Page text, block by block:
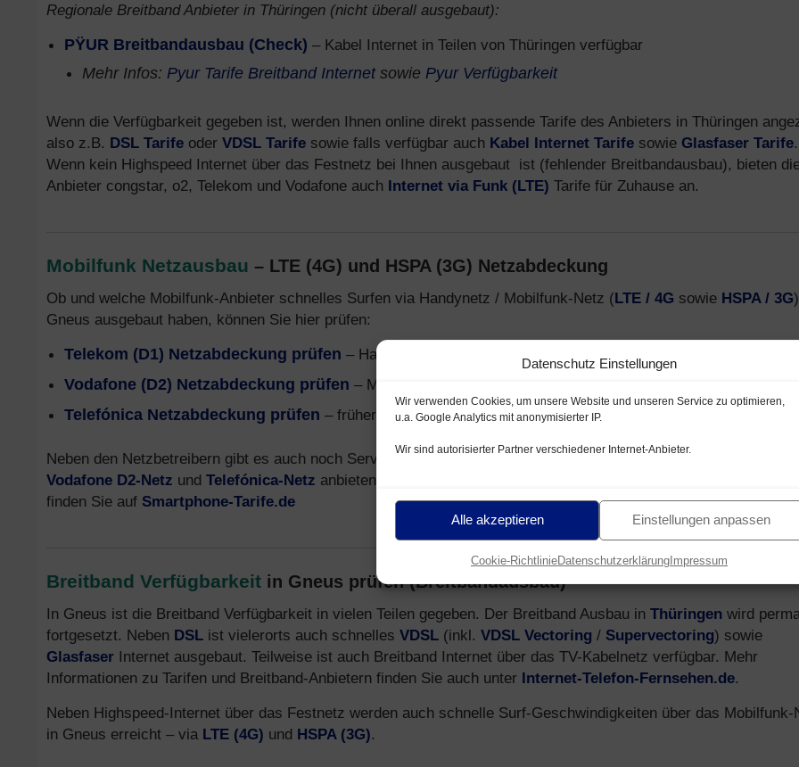
Datenschutz Einstellungen
Wir verwenden Cookies, um unsere Website und unseren Service zu optimieren,
u.a. Google Analytics mit anonymisierter IP.
Wir sind autorisierter Partner verschiedener Internet-Anbieter.
Alle akzeptieren Einstellungen anpassen
Cookie-RichtlinieDatenschutzerklärungImpressum
Regionale Breitband Anbieter in Thüringen (nicht überall ausgebaut):
PŸUR Breitbandausbau (Check) – Kabel Internet in Teilen von Thüringen verfügbar
Mehr Infos: Pyur Tarife Breitband Internetsowie Pyur Verfügbarkeit
Wenn die Verfügbarkeit gegeben ist, werden Ihnen online direkt passende Tarife des Anbieters in Thüringen
also z.B. DSL Tarife oder VDSL Tarife sowie falls verfügbar auch Kabel Internet Tarife sowie Glasfaser Tarife.
Wenn kein Highspeed Internet über das Festnetz bei Ihnen ausgebaut ist (fehlender Breitbandausbau), bieten
Anbieter congstar, o2, Telekom und Vodafone auch Internet via Funk (LTE) Tarife für Zuhause an.
Mobilfunk Netzausbau – LTE (4G) und HSPA (3G) Netzabdeckung
Ob und welche Mobilfunk-Anbieter schnelles Surfen via Handynetz / Mobilfunk-Netz (LTE / 4G sowie HSPA / 3G
Gneus ausgebaut haben, können Sie hier prüfen:
Telekom (D1) Netzabdeckung prüfen – Handynetz mit LTE / HSPA
Vodafone (D2) Netzabdeckung prüfen – Mobilfunk-Netz LTE / HSPA
Telefónica Netzabdeckung prüfen – früher o2- und E-Plus Netz
Neben den Netzbetreibern gibt es auch noch Service-Provider, welche Handytarife über dasTelekom D1-Netz
Vodafone D2-Netz und Telefónica-Netz anbieten. Informationen zu Mobilfunk Anbietern, Tarifen und Smartphones
finden Sie auf Smartphone-Tarife.de
Breitband Verfügbarkeit in Gneus prüfen (Breitbandausbau)
In Gneus ist die Breitband Verfügbarkeit in vielen Teilen gegeben. Der Breitband Ausbau in Thüringen wird
fortgesetzt. Neben DSL ist vielerorts auch schnelles VDSL (inkl. VDSL Vectoring / Supervectoring) sowie
Glasfaser Internet ausgebaut. Teilweise ist auch Breitband Internet über das TV-Kabelnetz verfügbar. Mehr
Informationen zu Tarifen und Breitband-Anbietern finden Sie auch unter Internet-Telefon-Fernsehen.de.
Neben Highspeed-Internet über das Festnetz werden auch schnelle Surf-Geschwindigkeiten über das Mobilfunk-
in Gneus erreicht – via LTE (4G) und HSPA (3G).